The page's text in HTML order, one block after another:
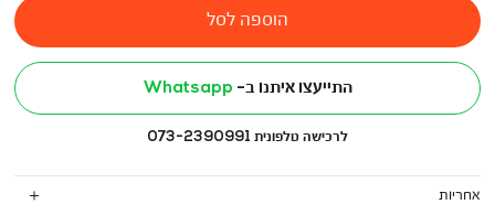
הוספה לסל
התייעצו איתנו ב- Whatsapp
לרכישה טלפונית 073-2390991
אחריות